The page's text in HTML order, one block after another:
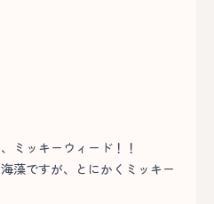
ミッキーウィード！！
藻ですが、とにかくミッキー